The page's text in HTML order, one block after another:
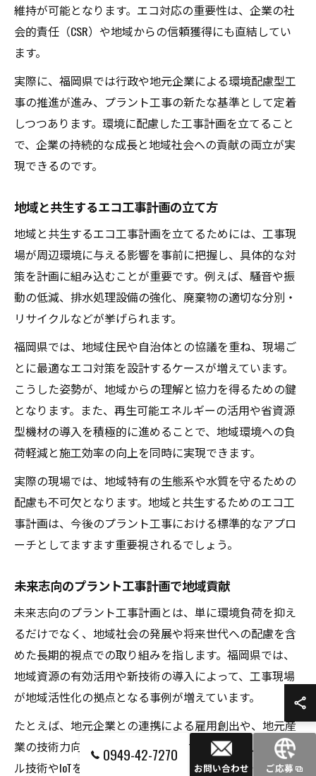
維持が可能となります。エコ対応の重要性は、企業の社
会的責任（CSR）や地域からの信頼獲得にも直結してい
ます。
実際に、福岡県では行政や地元企業による環境配慮型工
事の推進が進み、プラント工事の新たな基準として定着
しつつあります。環境に配慮した工事計画を立てること
で、企業の持続的な成長と地域社会への貢献の両立が実
現できるのです。
地域と共生するエコ工事計画の立て方
地域と共生するエコ工事計画を立てるためには、工事現
場が周辺環境に与える影響を事前に把握し、具体的な対
策を計画に組み込むことが重要です。例えば、騒音や振
動の低減、排水処理設備の強化、廃棄物の適切な分別・
リサイクルなどが挙げられます。
福岡県では、地域住民や自治体との協議を重ね、現場ご
とに最適なエコ対策を設計するケースが増えています。
こうした姿勢が、地域からの理解と協力を得るための鍵
となります。また、再生可能エネルギーの活用や省資源
型機材の導入を積極的に進めることで、地域環境への負
荷軽減と施工効率の向上を同時に実現できます。
実際の現場では、地域特有の生態系や水質を守るための
配慮も不可欠となります。地域と共生するためのエコ工
事計画は、今後のプラント工事における標準的なアプロ
ーチとしてますます重要視されるでしょう。
未来志向のプラント工事計画で地域貢献
未来志向のプラント工事計画とは、単に環境負荷を抑え
るだけでなく、地域社会の発展や将来世代への配慮を含
めた長期的視点での取り組みを指します。福岡県では、
地域資源の有効活用や新技術の導入によって、工事現場
が地域活性化の拠点となる事例が増えています。
たとえば、地元企業との連携による雇用創出や、地元産
業の技術力向上への貢献が挙げられます。また、デジタ
ル技術やIoTを活用した現場管理は、施工の安全性向上と
0949-42-7270
お問い合わせ ご応募